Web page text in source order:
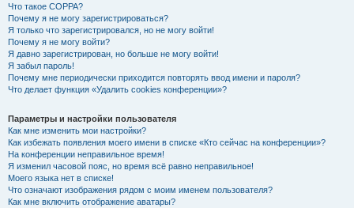
Что такое COPPA?
Почему я не могу зарегистрироваться?
Я только что зарегистрировался, но не могу войти!
Почему я не могу войти?
Я давно зарегистрирован, но больше не могу войти!
Я забыл пароль!
Почему мне периодически приходится повторять ввод имени и пароля?
Что делает функция «Удалить cookies конференции»?
Параметры и настройки пользователя
Как мне изменить мои настройки?
Как избежать появления моего имени в списке «Кто сейчас на конференции»?
На конференции неправильное время!
Я изменил часовой пояс, но время всё равно неправильное!
Моего языка нет в списке!
Что означают изображения рядом с моим именем пользователя?
Как мне включить отображение аватары?